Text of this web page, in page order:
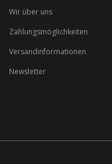
Wir über uns
Zahlungsmöglichkeiten
Versandinformationen
Newsletter